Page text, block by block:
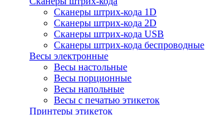
Сканеры штрих-кода 1D
Сканеры штрих-кода 2D
Сканеры штрих-кода USB
Сканеры штрих-кода беспроводные
Весы электронные
Весы настольные
Весы порционные
Весы напольные
Весы с печатью этикеток
Принтеры этикеток